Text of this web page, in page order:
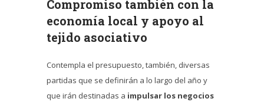
Compromiso también con la
economía local y apoyo al
tejido asociativo
Contempla el presupuesto, también, diversas
partidas que se definirán a lo largo del año y
que irán destinadas a impulsar los negocios